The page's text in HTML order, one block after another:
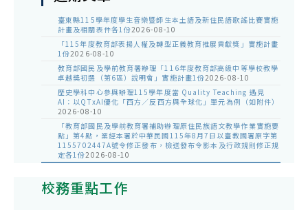
臺東縣115學年度學生音樂暨師生本土語及新住民語歌謠比賽實施
計畫及相關表件各1份2026-08-10
「115年度教育部表揚人權及轉型正義教育推展貢獻獎」實施計畫
1份2026-08-10
教育部國民及學前教育署辦理「116年度教育部高級中等學校教學
卓越獎初選（第6區）說明會」實施計畫1份2026-08-10
歷史學科中心參與辦理115學年度當 Quality Teaching 遇見
AI：以QTxAI優化「西方／反西方與全球化」單元為例（如附件）
2026-08-10
「教育部國民及學前教育署補助辦理原住民族語文教學作業實施要
點」第4點，業經本署於中華民國115年8月7日以臺教國署原字第
1155702447A號令修正發布，檢送發布令影本及行政規則修正規
定各1份2026-08-10
校務重點工作